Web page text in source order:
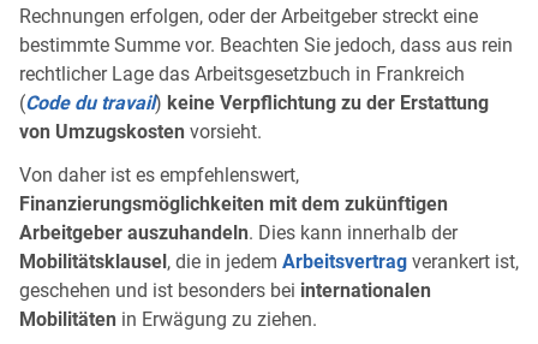
Rechnungen erfolgen, oder der Arbeitgeber streckt eine
bestimmte Summe vor. Beachten Sie jedoch, dass aus rein
rechtlicher Lage das Arbeitsgesetzbuch in Frankreich
(Code du travail) keine Verpflichtung zu der Erstattung
von Umzugskosten vorsieht.
Von daher ist es empfehlenswert,
Finanzierungsmöglichkeiten mit dem zukünftigen
Arbeitgeber auszuhandeln. Dies kann innerhalb der
Mobilitätsklausel, die in jedem Arbeitsvertrag verankert ist,
geschehen und ist besonders bei internationalen
Mobilitäten in Erwägung zu ziehen.